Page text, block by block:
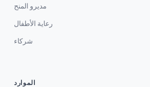
مديرو المنح
رعاية الأطفال
شركاء
الموارد